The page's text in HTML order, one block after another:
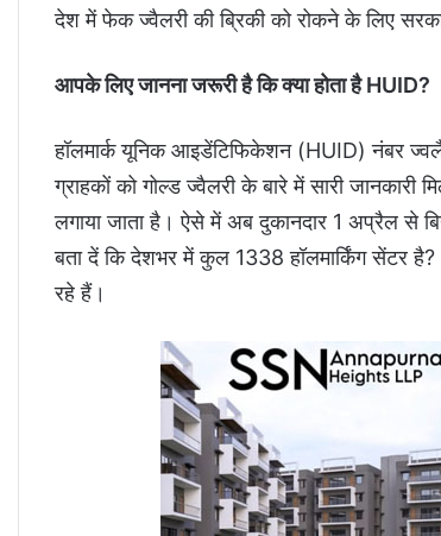
देश में फेक ज्वैलरी की ब्रिकी को रोकने के लिए
आपके लिए जानना जरूरी है कि क्या होता है HUID?
हॉलमार्क यूनिक आइडेंटिफिकेशन (HUID) नंबर
ग्राहकों को गोल्ड ज्वैलरी के बारे में सारी
लगाया जाता है। ऐसे में अब दुकानदार 1 अप्रैल से
बता दें कि देशभर में कुल 1338 हॉलमार्किंग सेंटर
रहे हैं।